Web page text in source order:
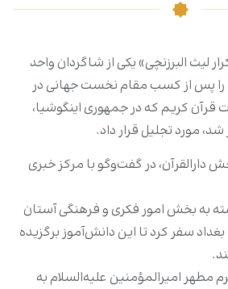
لیث البرزنچی» یکی از شاگردان واحد
را پس از کسب مقام نخست جهانی در
قرآن کریم که در جمهوری اینگوشیا،
مورد تجلیل قرار داد.
در گفت‌وگو با مرکز خبری
به بخش امور فکری و فرهنگی آستان
سفر کرد تا این دانش‌آموز برگزیده
مطهر امیرالمؤمنین علیه‌السلام به